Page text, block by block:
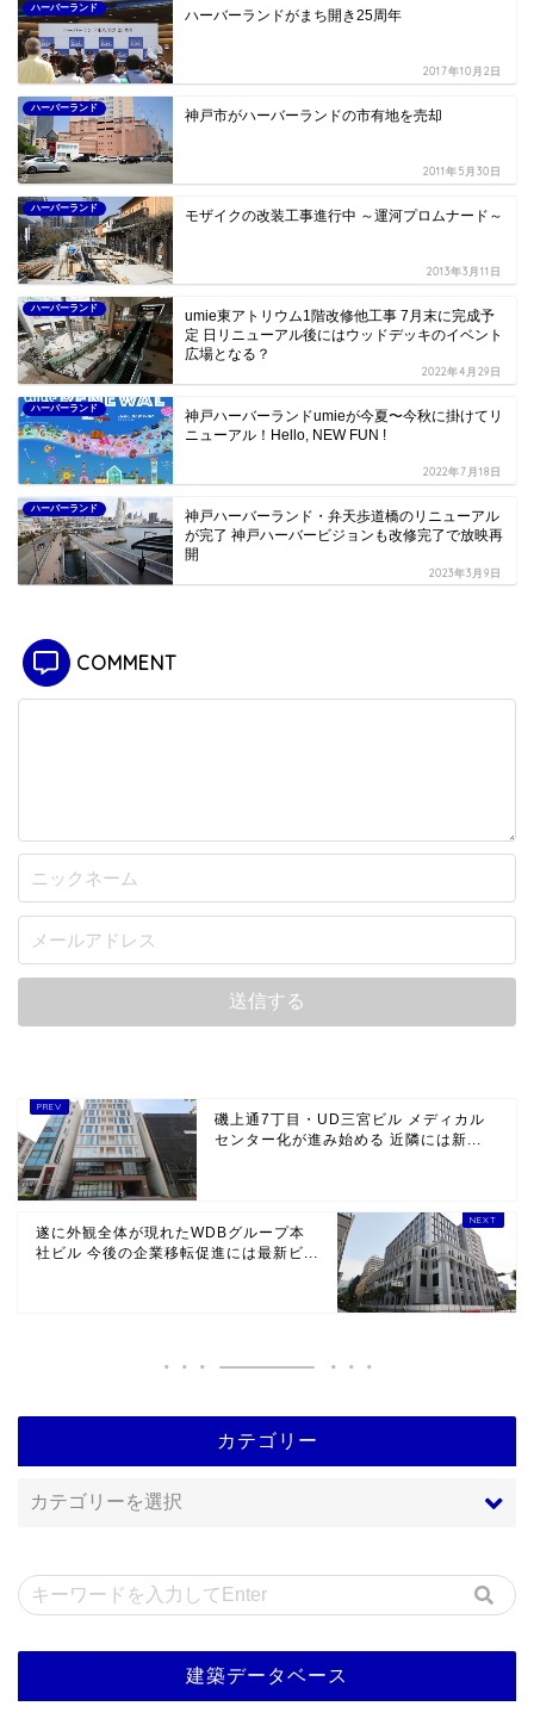
ハーバーランド ハーバーランドがまち開き25周年
2017年10月2日
ハーバーランド 神戸市がハーバーランドの市有地を売却
2011年5月30日
ハーバーランド モザイクの改装工事進行中 ～運河プロムナード～
2013年3月11日
ハーバーランド
umie東アトリウム1階改修他工事 7月末に完成予
定 日リニューアル後にはウッドデッキのイベント
広場となる？
2022年4月29日
ハーバーランド
神戸ハーバーランドumieが今夏〜今秋に掛けてリ
ニューアル！Hello, NEW FUN !
2022年7月18日
ハーバーランド
神戸ハーバーランド・弁天歩道橋のリニューアル
が完了 神戸ハーバービジョンも改修完了で放映再
開
2023年3月9日
COMMENT
磯上通7丁目・UD三宮ビル メディカル
センター化が進み始める 近隣には新...
遂に外観全体が現れたWDBグループ本
社ビル 今後の企業移転促進には最新ビ...
カテゴリー
建築データベース